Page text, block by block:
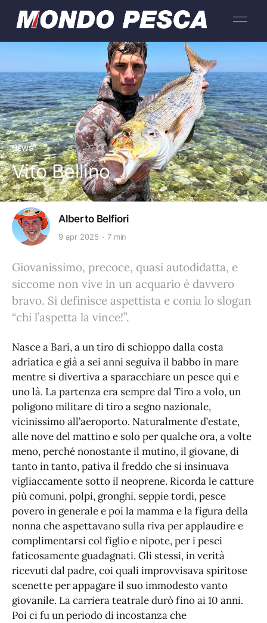
NEWS
Vito Bellino
Alberto Belfiori
9 apr 2025 7 min
Giovanissimo, precoce, quasi autodidatta, e
siccome non vive in un acquario è davvero
bravo. Si definisce aspettista e conia lo slogan
“chi l’aspetta la vince!”.
Nasce a Bari, a un tiro di schioppo dalla costa
adriatica e già a sei anni seguiva il babbo in mare
mentre si divertiva a sparacchiare un pesce qui e
uno là. La partenza era sempre dal Tiro a volo, un
poligono militare di tiro a segno nazionale,
vicinissimo all’aeroporto. Naturalmente d’estate,
alle nove del mattino e solo per qualche ora, a volte
meno, perché nonostante il mutino, il giovane, di
tanto in tanto, pativa il freddo che si insinuava
vigliaccamente sotto il neoprene. Ricorda le catture
più comuni, polpi, gronghi, seppie tordi, pesce
povero in generale e poi la mamma e la figura della
nonna che aspettavano sulla riva per applaudire e
complimentarsi col figlio e nipote, per i pesci
faticosamente guadagnati. Gli stessi, in verità
ricevuti dal padre, coi quali improvvisava spiritose
scenette per appagare il suo immodesto vanto
giovanile. La carriera teatrale durò fino ai 10 anni.
Poi ci fu un periodo di incostanza che